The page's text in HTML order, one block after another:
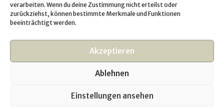
verarbeiten. Wenn du deine Zustimmung nicht erteilst oder
zurückziehst, können bestimmte Merkmale und Funktionen
beeinträchtigt werden.
Akzeptieren
Ablehnen
Einstellungen ansehen
WaldGenuss
Impressionen
© 2026 |​Home​​ |​Datenschutz​​ |​Impressum​